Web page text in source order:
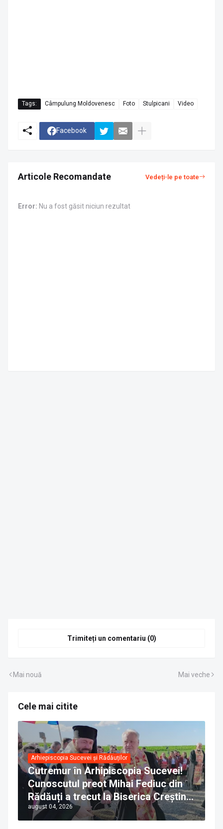
Tags: Câmpulung Moldovenesc Foto Stulpicani Video
Facebook
Articole Recomandate Vedeți-le pe toate
Error: Nu a fost găsit niciun rezultat
Trimiteți un comentariu (0)
Mai nouă Mai veche
Cele mai citite
Arhiepiscopia Sucevei și Rădăuților
Cutremur în Arhipiscopia Sucevei!
Cunoscutul preot Mihai Fediuc din
Rădăuți a trecut la Biserica Creștină
Ortodoxă Valahă. ÎPS Calinic anunță
că îi pregătește judecata canonică
august 04, 2026